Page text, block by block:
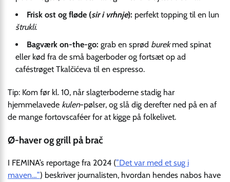
Frisk ost og fløde (sir i vrhnje): perfekt topping til en lun
štrukli.
Bagværk on-the-go: grab en sprød burekmed spinat
eller kød fra de små bagerboder og fortsæt op ad
caféstrøget Tkalčićeva til en espresso.
Tip: Kom før kl. 10, når slagterboderne stadig har
hjemmelavede kulen-pølser, og slå dig derefter ned på en af
de mange fortovscaféer for at kigge på folkelivet.
Ø-haver og grill på brač
I FEMINA’s reportage fra 2024 (”Det var med et sug i
maven…”) beskriver journalisten, hvordan hendes nabos have